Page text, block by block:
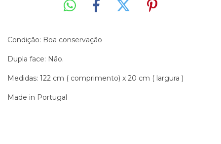
Condição: Boa conservação
Dupla face: Não.
Medidas: 122 cm ( comprimento) x 20 cm ( largura )
Made in Portugal